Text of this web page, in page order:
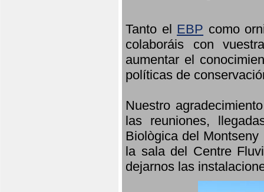
Tanto el EBP como
colaboráis con
aumentar el
políticas de
Nuestro
las reuniones,
Biològica del
la sala del Centre
dejarnos las